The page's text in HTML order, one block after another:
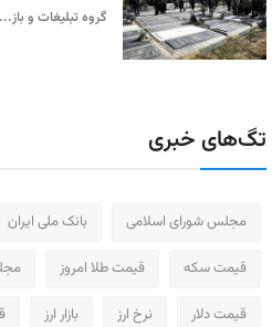
گروه تبلیغات و باز...
تگ‌های خبری
مجلس شورای اسلامی بانک ملی ایران
قیمت سکه قیمت طلا امروز
قیمت دلار نرخ ارز بازار ارز